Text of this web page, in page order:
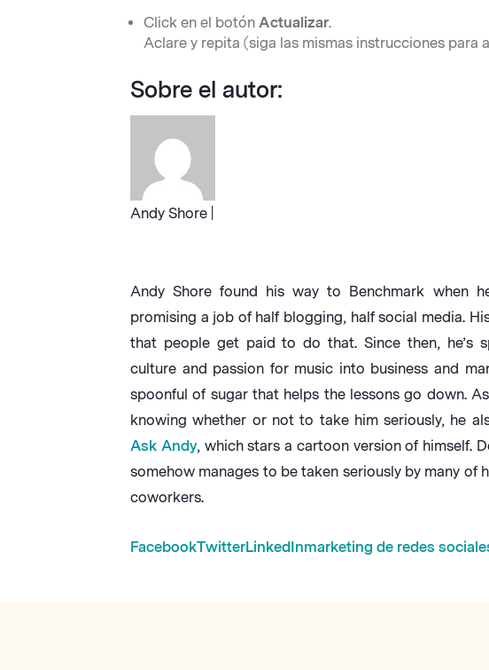
Click en el botón Actualizar.
Aclare y repita (siga las mismas instrucciones para
Sobre el autor:
Andy Shore |
Andy Shore found his way to Benchmark when
promising a job of half blogging, half social media.
that people get paid to do that. Since then, he’s
culture and passion for music into business and
spoonful of sugar that helps the lessons go down.
knowing whether or not to take him seriously, he
Ask Andy, which stars a cartoon version of himself.
somehow manages to be taken seriously by many of
coworkers.
FacebookTwitterLinkedInmarketing de redes